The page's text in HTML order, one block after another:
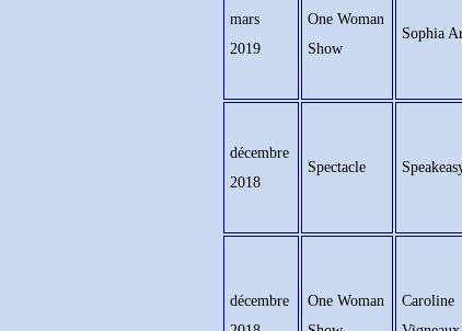
mars
2019
One Woman
Show
Sophia
décembre
2018
Spectacle
décembre
One Woman
Caroline